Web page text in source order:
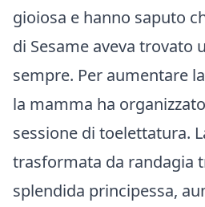
gioiosa e hanno saputo
di Sesame aveva trovato
sempre. Per aumentare
la mamma ha
sessione di toelettatura.
trasformata da randagia
splendida principessa,